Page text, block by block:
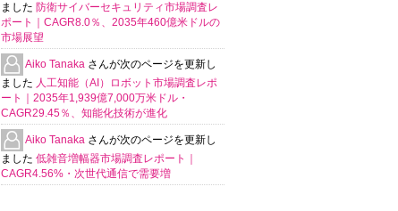
ました 防衛サイバーセキュリティ市場調査レ
ポート｜CAGR8.0％、2035年460億米ドルの
市場展望
Aiko Tanaka さんが次のページを更新し
ました 人工知能（AI）ロボット市場調査レポ
ート｜2035年1,939億7,000万米ドル・
CAGR29.45％、知能化技術が進化
Aiko Tanaka さんが次のページを更新し
ました 低雑音増幅器市場調査レポート｜
CAGR4.56%・次世代通信で需要増